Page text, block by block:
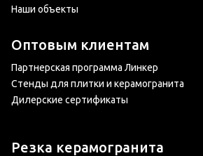
Наши объекты
Оптовым клиентам
Партнерская программа Линкер
Стенды для плитки и керамогранита
Дилерские сертификаты
Резка керамогранита